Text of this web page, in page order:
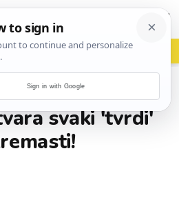
vrh! woot?!
svaki 'tvrdi'
Sign in with Google